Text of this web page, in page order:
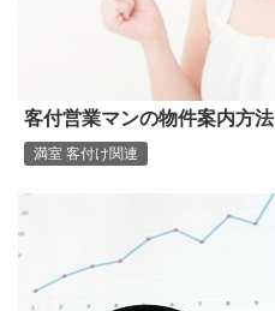
客付営業マンの物件案内方法
満室 客付け関連